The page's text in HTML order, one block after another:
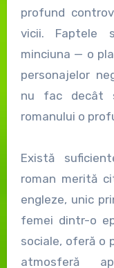
profund
vicii. Faptele
minciuna — o
personajelor
nu fac decât
romanului o
Există
roman merită
engleze, unic
femei dintr-o
sociale, oferă o
atmosferă